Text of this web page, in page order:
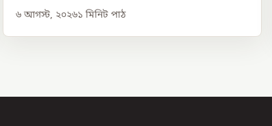
৬ আগস্ট, ২০২৬১ মিনিট পাঠ